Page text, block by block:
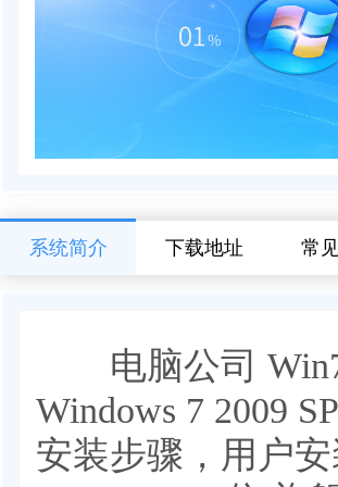
系统简介 下载地址 常
电脑公司 Win7
Windows 7 2009
安装步骤，用户